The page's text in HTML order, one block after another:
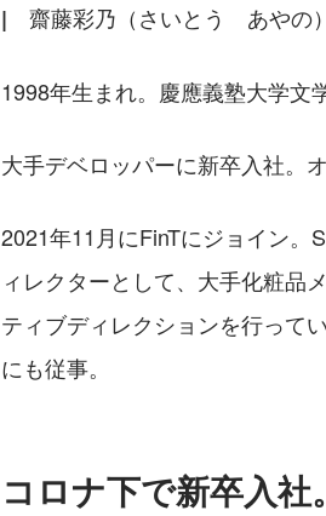
| 齋藤彩乃（さいとう　あやの）
1998年生まれ。慶應義塾大学文
大手デベロッパーに新卒入社。
2021年11月にFinTにジョイン。
ィレクターとして、大手化粧品
ティブディレクションを行って
にも従事。
コロナ下で新卒入社